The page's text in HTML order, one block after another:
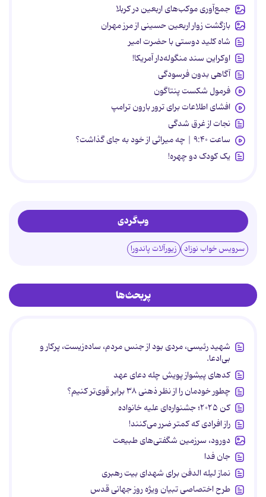
جمع‌آوری موکب‌های اربعین در کربلا
بازگشت زوار اربعین حسینی از مرز مهران
شاه کلید دوستی با حضرت امیر
اوکراین سند منگوله‌دار آمریکا!
آگاهی بدون فرسودگی
فرمول شکست پنتاگون
افشای اطلاعات برای ترور بارون ترامپ
نجات از غرق شدگی
ساعت ۹:۴۰ | چه میراثی از خود به جای گذاشت؟
یک کودک دو چهره!
وب‌گردی
سرویس خواب نوزاد زیورآلات پاندورا
پربحث‌ها
شهید رئیسی، مردی بود از جنس مردم، ساده‌زیست، پرکار و
بی‌ادعا.
کدهای پیشواز پویش چله دعای عهد
چطور خودمان را از نظر ذهنی ۳۸ برابر قوی‌تر کنیم؟
کن ۲۰۲۵؛ جشنواره‌ای علیه خانواده
راز افرادی که کمتر ضرر می‌کنند!
دورود، سرزمین شگفتی‌های طبیعت
جان فدا
نماز لیله الدفن برای شهدای بیت رهبری
طرح اختصاصی تبیان ویژه روز جهانی قدس